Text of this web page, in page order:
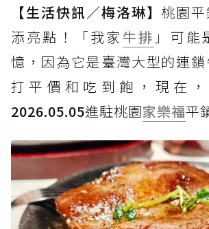
【生活快訊／梅洛琳】 桃園
添亮點！「我家 牛排 」可能
憶，因為它是臺灣大型的連
打平價和吃到飽，現在
2026.05.05進駐桃園家樂福平